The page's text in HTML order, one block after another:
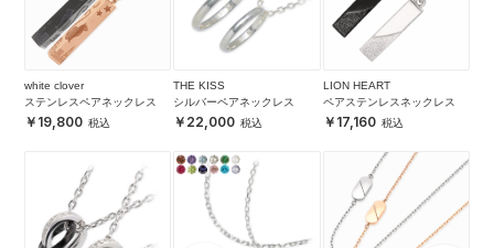
white clover
ステンレスペアネックレス
19,800
THE KISS
シルバーペアネックレス
22,000
LION HEART
ペアステンレスネックレス
17,160